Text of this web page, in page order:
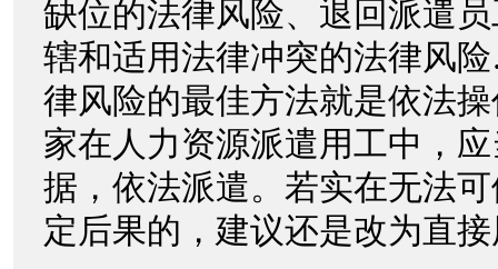
缺位的法律风险、退回派遣
辖和适用法律冲突的法律风
律风险的最佳方法就是依法
家在人力资源派遣用工中，
据，依法派遣。若实在无法
定后果的，建议还是改为直